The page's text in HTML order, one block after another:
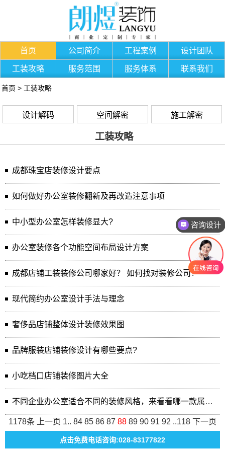
首页 公司简介 工程案例 设计团队
工装攻略 服务范围 服务体系 联系我们
首页 > 工装攻略
设计解码 空间解密 施工解密
工装攻略
成都珠宝店装修设计要点
如何做好办公室装修翻新及再改造注意事项
中小型办公室怎样装修显大?
办公室装修各个功能空间布局设计方案
成都店铺工装装修公司哪家好？ 如何找对装修公司?
现代简约办公室设计手法与理念
奢侈品店铺整体设计装修效果图
品牌服装店铺装修设计有哪些要点?
小吃档口店铺装修图片大全
不同企业办公室适合不同的装修风格，来看看哪一款属于你
1178条 上一页 1.. 84 85 86 87 88 89 90 91 92 ..118 下一页
点击免费电话咨询:028-83177822
咨询设计